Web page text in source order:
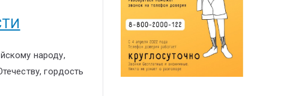
народу,
гордость